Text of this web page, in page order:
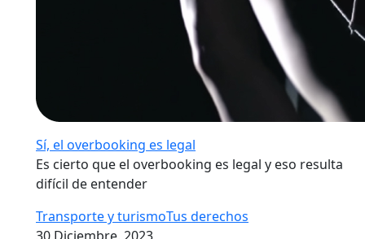
Sí, el overbooking es legal
Es cierto que el overbooking es legal y eso resulta
difícil de entender
Transporte y turismoTus derechos